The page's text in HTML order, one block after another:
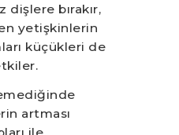
bırakır,
yetişkinlerin
küçükleri de
artması
ile